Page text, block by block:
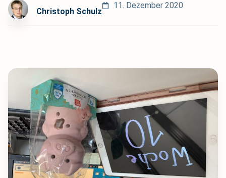
Christoph Schulz
11. Dezember 2020